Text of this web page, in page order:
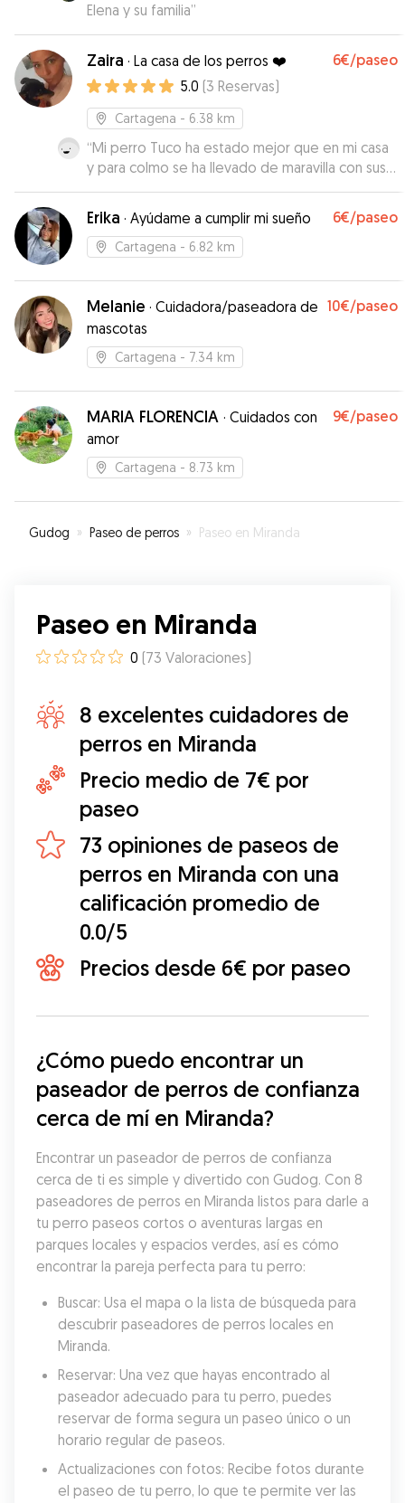
Elena y su familia”
Zaira · La casa de los perros ❤️ 6€/paseo
5.0 (3 Reservas)
Cartagena - 6.38 km
“Mi perro Tuco ha estado mejor que en mi casa
y para colmo se ha llevado de maravilla con sus
perritas, la pena es que no haya más estrellas
para valorar porque se las ponía a Zaira. La
recomiendo totalmente y seguro que repito.”
Erika · Ayúdame a cumplir mi sueño 6€/paseo
Cartagena - 6.82 km
Melanie · Cuidadora/paseadora de
mascotas
10€/paseo
Cartagena - 7.34 km
MARIA FLORENCIA · Cuidados con
amor
9€/paseo
Cartagena - 8.73 km
Gudog » Paseo de perros » Paseo en Miranda
Paseo en Miranda
0 (73 Valoraciones)
8 excelentes cuidadores de
perros en Miranda
Precio medio de 7€ por
paseo
73 opiniones de paseos de
perros en Miranda con una
calificación promedio de
0.0/5
Precios desde 6€ por paseo
¿Cómo puedo encontrar un
paseador de perros de confianza
cerca de mí en Miranda?
Encontrar un paseador de perros de confianza
cerca de ti es simple y divertido con Gudog. Con 8
paseadores de perros en Miranda listos para darle a
tu perro paseos cortos o aventuras largas en
parques locales y espacios verdes, así es cómo
encontrar la pareja perfecta para tu perro:
Buscar: Usa el mapa o la lista de búsqueda para
descubrir paseadores de perros locales en
Miranda.
Reservar: Una vez que hayas encontrado al
paseador adecuado para tu perro, puedes
reservar de forma segura un paseo único o un
horario regular de paseos.
Actualizaciones con fotos: Recibe fotos durante
el paseo de tu perro, lo que te permite ver las